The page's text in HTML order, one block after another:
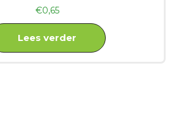
€0,65
Lees verder